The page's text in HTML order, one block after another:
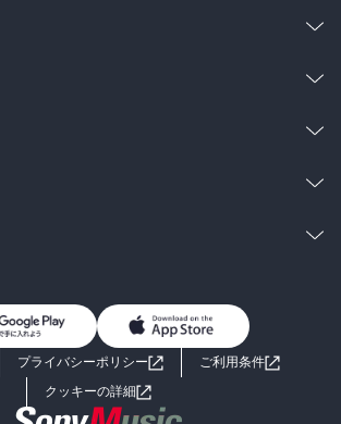
男子向けラノベ
小説
お問い合わせ
プライバシーポリシー
ご利用条件
クッキーの詳細